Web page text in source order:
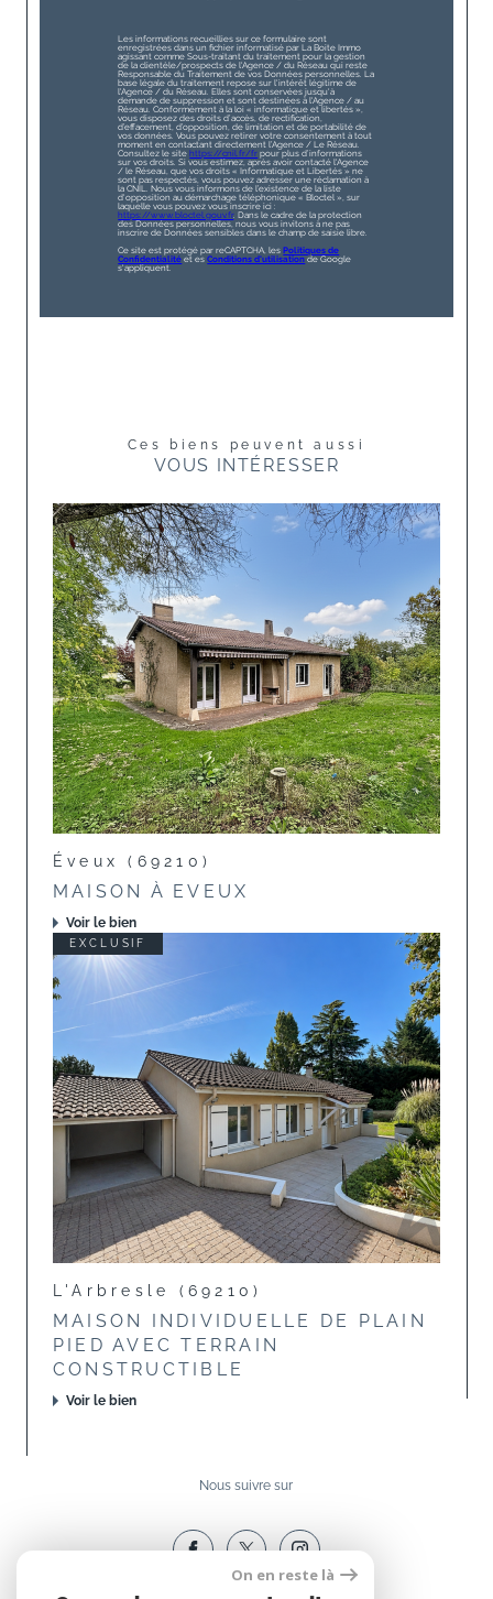
Les informations recueillies sur ce formulaire sont
enregistrées dans un fichier informatisé par La Boite Immo
agissant comme Sous-traitant du traitement pour la gestion
de la clientèle/prospects de l'Agence / du Réseau qui reste
Responsable du Traitement de vos Données personnelles. La
base légale du traitement repose sur l'intérêt légitime de
l'Agence / du Réseau. Elles sont conservées jusqu'à
demande de suppression et sont destinées à l'Agence / au
Réseau. Conformément à la loi « informatique et libertés »,
vous disposez des droits d’accès, de rectification,
d’effacement, d’opposition, de limitation et de portabilité de
vos données. Vous pouvez retirer votre consentement à tout
moment en contactant directement l’Agence / Le Réseau.
Consultez le site https://cnil.fr/fr pour plus d’informations
sur vos droits. Si vous estimez, après avoir contacté l'Agence
/ le Réseau, que vos droits « Informatique et Libertés » ne
sont pas respectés, vous pouvez adresser une réclamation à
la CNIL. Nous vous informons de l’existence de la liste
d'opposition au démarchage téléphonique « Bloctel », sur
laquelle vous pouvez vous inscrire ici :
https://www.bloctel.gouv.fr. Dans le cadre de la protection
des Données personnelles, nous vous invitons à ne pas
inscrire de Données sensibles dans le champ de saisie libre.
Ce site est protégé par reCAPTCHA, les Politiques de
Confidentialité et esConditions d'utilisation de Google
s'appliquent.
Ces biens peuvent aussi
VOUS INTÉRESSER
Éveux (69210)
MAISON À EVEUX
Voir le bien
EXCLUSIF
L'Arbresle (69210)
MAISON INDIVIDUELLE DE PLAIN
PIED AVEC TERRAIN
CONSTRUCTIBLE
Voir le bien
Nous suivre sur
On en reste là